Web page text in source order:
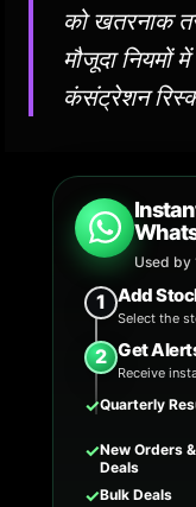
को खतरनाक
मौजूदा नियमों
कंसंट्रेशन
Used by
1 Add
Select the
2 Get
Receive
✓Quarterly
✓New Orders
Deals
✓Bulk Deals